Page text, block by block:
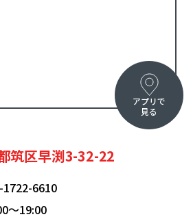
筑区早渕3-32-22
1722-6610
〜19:00
アプリで
見る